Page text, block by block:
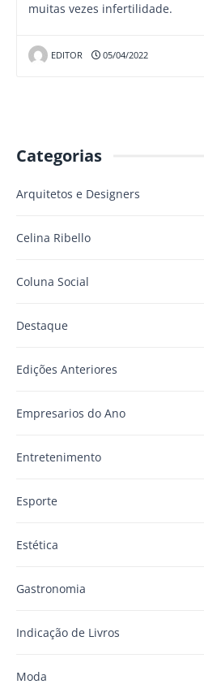
muitas vezes infertilidade.
EDITOR 05/04/2022
Categorias
Arquitetos e Designers
Celina Ribello
Coluna Social
Destaque
Edições Anteriores
Empresarios do Ano
Entretenimento
Esporte
Estética
Gastronomia
Indicação de Livros
Moda